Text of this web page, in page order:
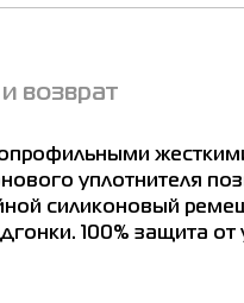
возврат
уплотнителя
силиконовый
100% защита от